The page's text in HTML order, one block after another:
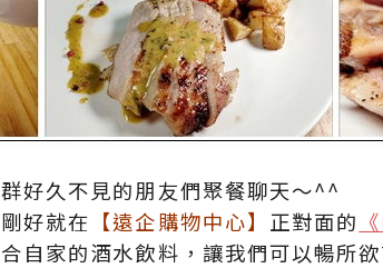
好久不見的朋友們聚餐聊天～^^
好就在 【遠企購物中心】 正對面的
自家的酒水飲料，讓我們可以暢所